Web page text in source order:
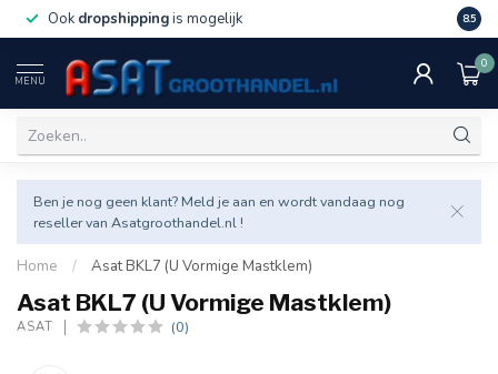
Ook dropshippingis mogelijk Veel
8.5
MENU
0
Ben je nog geen klant? Meld je aan en wordt vandaag nog
reseller van Asatgroothandel.nl !
Home / Asat BKL7 (U Vormige Mastklem)
Asat BKL7 (U Vormige Mastklem)
ASAT (0)